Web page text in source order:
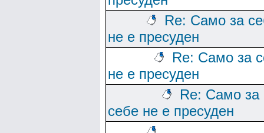
Re: Само за
не е пресуден
Re: Само за
не е пресуден
Re: Само за
себе не е пресуден